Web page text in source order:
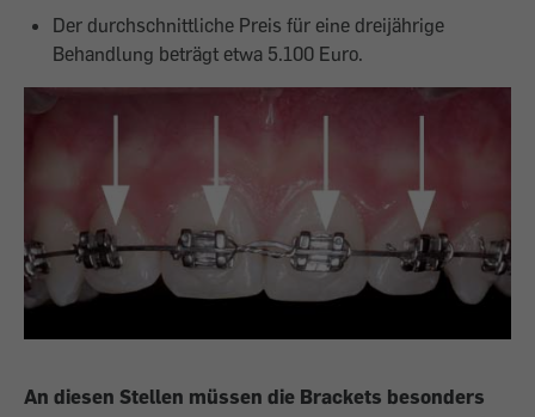
Der durchschnittliche Preis für eine dreijährige
Behandlung beträgt etwa 5.100 Euro.
An diesen Stellen müssen die Brackets besonders